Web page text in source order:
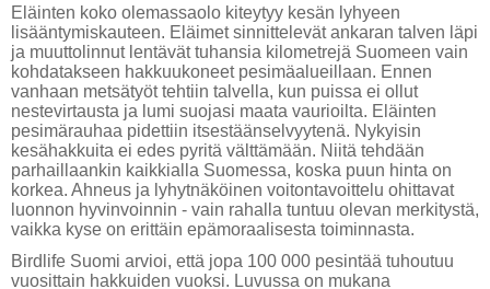
Eläinten koko olemassaolo kiteytyy kesän lyhyeen
lisääntymiskauteen. Eläimet sinnittelevät ankaran talven läpi
ja muuttolinnut lentävät tuhansia kilometrejä Suomeen vain
kohdatakseen hakkuukoneet pesimäalueillaan. Ennen
vanhaan metsätyöt tehtiin talvella, kun puissa ei ollut
nestevirtausta ja lumi suojasi maata vaurioilta. Eläinten
pesimärauhaa pidettiin itsestäänselvyytenä. Nykyisin
kesähakkuita ei edes pyritä välttämään. Niitä tehdään
parhaillaankin kaikkialla Suomessa, koska puun hinta on
korkea. Ahneus ja lyhytnäköinen voitontavoittelu ohittavat
luonnon hyvinvoinnin - vain rahalla tuntuu olevan merkitystä,
vaikka kyse on erittäin epämoraalisesta toiminnasta.
Birdlife Suomi arvioi, että jopa 100 000 pesintää tuhoutuu
vuosittain hakkuiden vuoksi. Luvussa on mukana